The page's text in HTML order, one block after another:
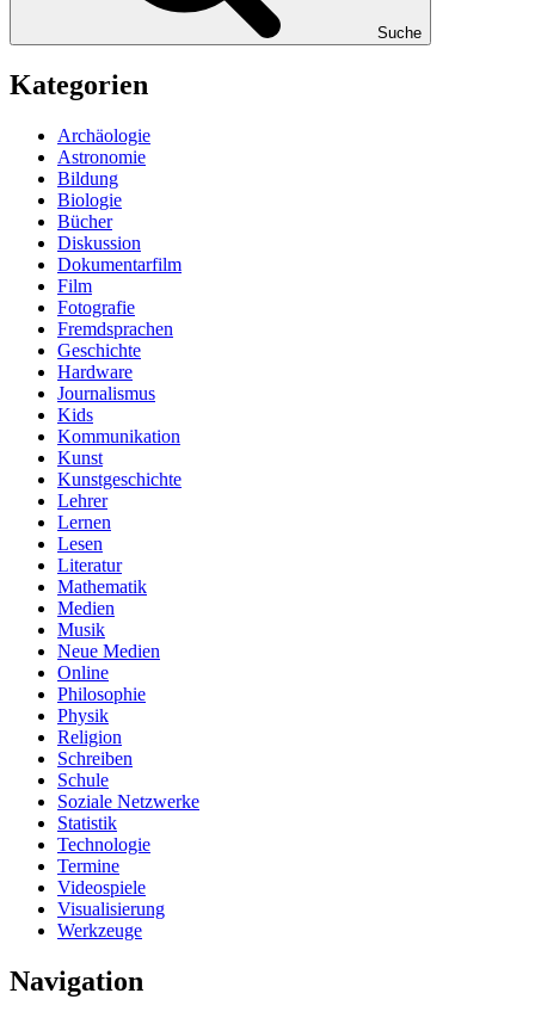
Suche
Kategorien
Archäologie
Astronomie
Bildung
Biologie
Bücher
Diskussion
Dokumentarfilm
Film
Fotografie
Fremdsprachen
Geschichte
Hardware
Journalismus
Kids
Kommunikation
Kunst
Kunstgeschichte
Lehrer
Lernen
Lesen
Literatur
Mathematik
Medien
Musik
Neue Medien
Online
Philosophie
Physik
Religion
Schreiben
Schule
Soziale Netzwerke
Statistik
Technologie
Termine
Videospiele
Visualisierung
Werkzeuge
Navigation